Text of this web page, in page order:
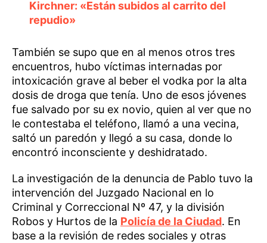
Kirchner: «Están subidos al carrito del
repudio»
También se supo que en al menos otros tres
encuentros, hubo víctimas internadas por
intoxicación grave al beber el vodka por la alta
dosis de droga que tenía. Uno de esos jóvenes
fue salvado por su ex novio, quien al ver que no
le contestaba el teléfono, llamó a una vecina,
saltó un paredón y llegó a su casa, donde lo
encontró inconsciente y deshidratado.
La investigación de la denuncia de Pablo tuvo la
intervención del Juzgado Nacional en lo
Criminal y Correccional Nº 47, y la división
Robos y Hurtos de la Policía de la Ciudad. En
base a la revisión de redes sociales y otras